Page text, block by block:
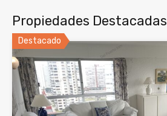
Propiedades Destacadas
Destacado